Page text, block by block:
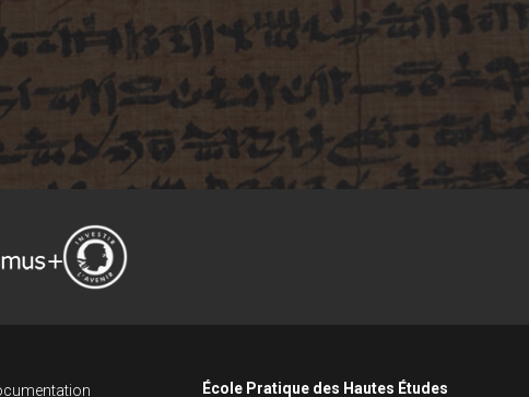
École Pratique des Hautes Études